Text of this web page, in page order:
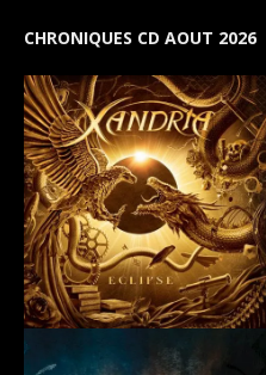
CHRONIQUES CD AOUT 2026